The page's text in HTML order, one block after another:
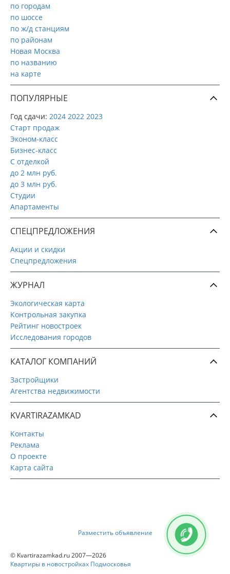
по городам
по шоссе
по ж/д станциям
по районам
Новая Москва
по названию
на карте
ПОПУЛЯРНЫЕ
Год сдачи: 2024 2022 2023
Старт продаж
Эконом-класс
Бизнес-класс
С отделкой
до 2 млн руб.
до 3 млн руб.
Студии
Апартаменты
СПЕЦПРЕДЛОЖЕНИЯ
Акции и скидки
Спецпредложения
ЖУРНАЛ
Экологическая карта
Контрольная закупка
Рейтинг новостроек
Исследования городов
КАТАЛОГ КОМПАНИЙ
Застройщики
Агентства недвижимости
KVARTIRAZAMKAD
Контакты
Реклама
О проекте
Карта сайта
Разместить объявление
© Kvartirazamkad.ru 2007—2026
Квартиры в новостройках Подмосковья